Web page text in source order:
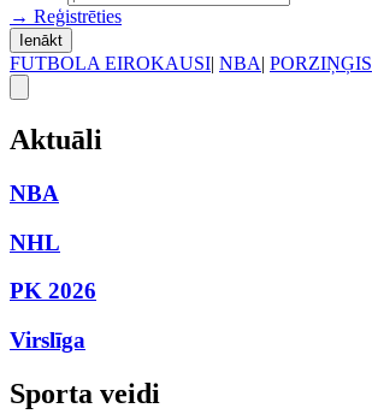
→ Reģistrēties
Ienākt
FUTBOLA EIROKAUSI| NBA| PORZIŅĢIS
Aktuāli
NBA
NHL
PK 2026
Virslīga
Sporta veidi